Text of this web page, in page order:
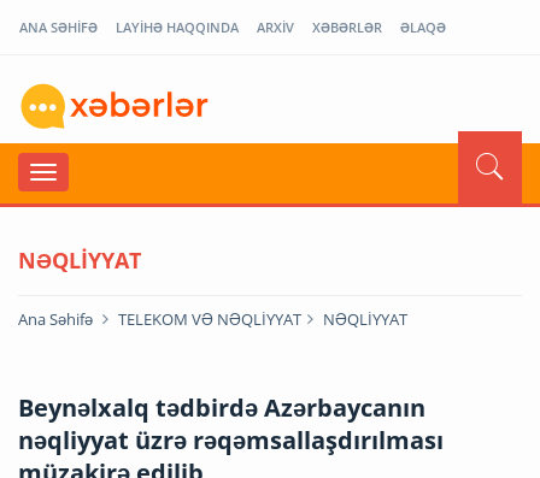
ANA SƏHİFƏ LAYİHƏ HAQQINDA ARXİV XƏBƏRLƏR ƏLAQƏ
NƏQLİYYAT
Ana Səhifə TELEKOM VƏ NƏQLİYYAT NƏQLİYYAT
Beynəlxalq tədbirdə Azərbaycanın
nəqliyyat üzrə rəqəmsallaşdırılması